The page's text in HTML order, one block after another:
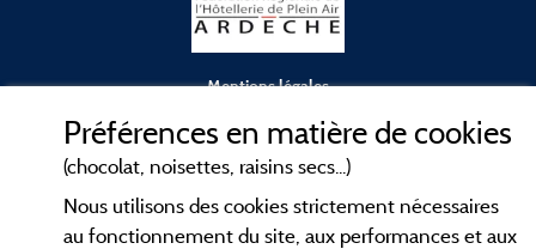
Mentions légales
Conditions générales d'utilisation
Préférences en matière de cookies
(chocolat, noisettes, raisins secs...)
Nous utilisons des cookies strictement nécessaires
au fonctionnement du site, aux performances et aux